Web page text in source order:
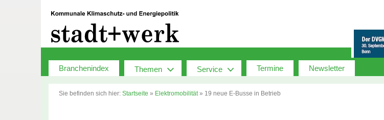
Branchenindex Themen Service Termine Newsletter
Sie befinden sich hier: Startseite » Elektromobilität» 19 neue E-Busse in Betrieb